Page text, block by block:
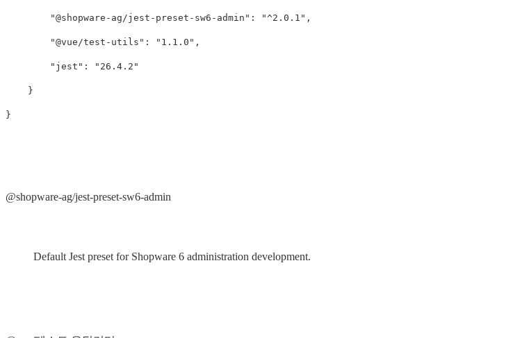
"@shopware-ag/jest-preset-sw6-admin" : "^2.0.1" ,
"@vue/test-utils" : "1.1.0" ,
"jest" : "26.4.2"
}
}
@shopware-ag/jest-preset-sw6-admin
Default Jest preset for Shopware 6 administration development.